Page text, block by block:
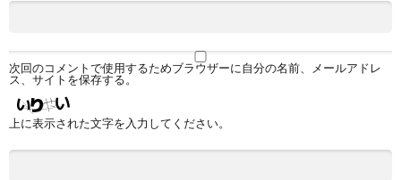
次回のコメントで使用するためブラウザーに自分の名前、メールアドレ
ス、サイトを保存する。
上に表示された文字を入力してください。